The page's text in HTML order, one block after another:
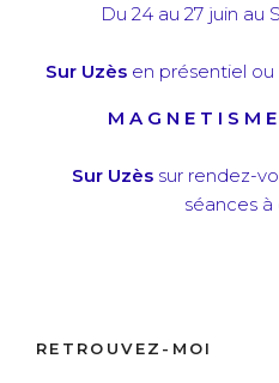
Du 24 au 27 juin au
Sur Uzès en présentiel ou
M A G N E T I S M
Sur Uzèssur rendez-
séances
RETROUVEZ-MOI